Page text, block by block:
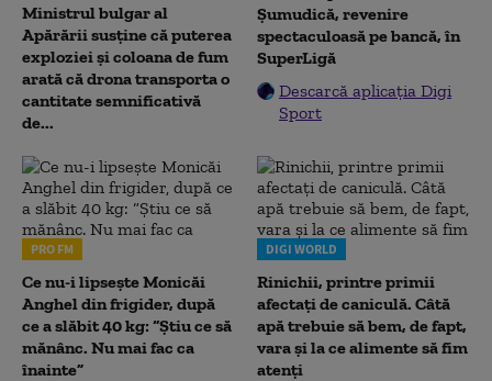
Ministrul bulgar al
Apărării susține că puterea
exploziei și coloana de fum
arată că drona transporta o
cantitate semnificativă
de...
Șumudică, revenire
spectaculoasă pe bancă, în
SuperLigă
Descarcă aplicația Digi
Sport
PRO FM
Ce nu-i lipsește Monicăi
Anghel din frigider, după
ce a slăbit 40 kg: “Știu ce să
mănânc. Nu mai fac ca
înainte”
DIGI WORLD
Rinichii, printre primii
afectați de caniculă. Câtă
apă trebuie să bem, de fapt,
vara și la ce alimente să fim
atenți